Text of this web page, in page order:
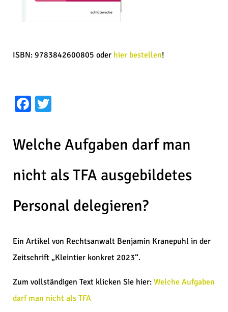
ISBN: 9783842600805 oder hier bestellen!
Facebook
Welche Aufgaben darf man
nicht als TFA ausgebildetes
Personal delegieren?
Ein Artikel von Rechtsanwalt Benjamin Kranepuhl in der
Zeitschrift „Kleintier konkret 2023“.
Zum vollständigen Text klicken Sie hier: Welche Aufgaben
darf man nicht als TFA